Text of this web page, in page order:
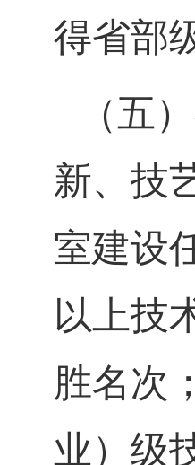
得省部
（五
新、技
室建设
以上技
胜名次
业）级